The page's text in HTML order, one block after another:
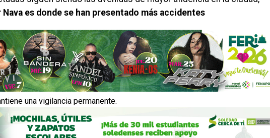
Nava es donde se han presentado más accidentes
una vigilancia permanente.